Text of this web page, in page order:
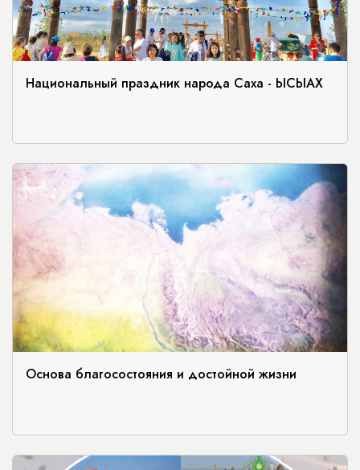
Национальный праздник народа Саха - ЫСЫАХ
Основа благосостояния и достойной жизни